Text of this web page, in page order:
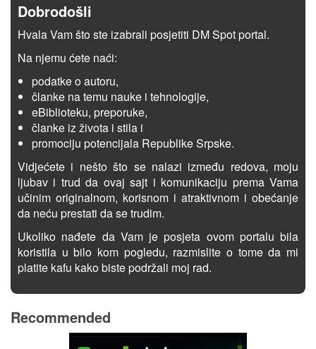
Dobrodošli
Hvala Vam što ste izabrali posjetiti DM Spot portal.
Na njemu ćete naći:
podatke o autoru,
članke na temu nauke i tehnologije,
eBiblioteku, preporuke,
članke iz života i stila i
promociju potencijala Republike Srpske.
Vidjećete i nešto što se nalazi između redova, moju
ljubav i trud da ovaj sajt i komunikaciju prema Vama
učinim originalnom, korisnom i atraktivnom i obećanje
da neću prestati da se trudim.
Ukoliko nađete da Vam je posjeta ovom portalu bila
koristila u bilo kom pogledu, razmislite o tome da mi
platite kafu kako biste podržali moj rad.
Recommended